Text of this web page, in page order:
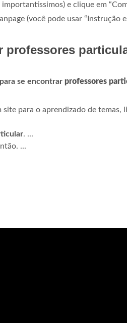
importantíssimos) e clique em
(você pode usar “Instrução e
professores
se encontrar professores
site para o aprendizado de temas,
. ...
...